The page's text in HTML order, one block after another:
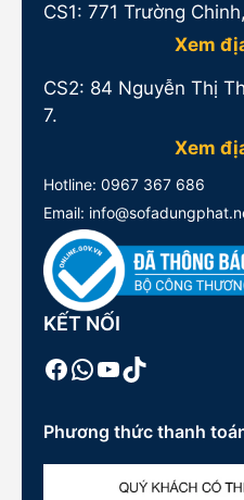
CS1: 771 Trường
Xem
CS2: 84 Nguyễn Thị
7.
Xem
Hotline: 0967 367 686
Email:
KẾT NỐI
Facebook
WhatsApp
Youtube
TikTok
Phương thức thanh